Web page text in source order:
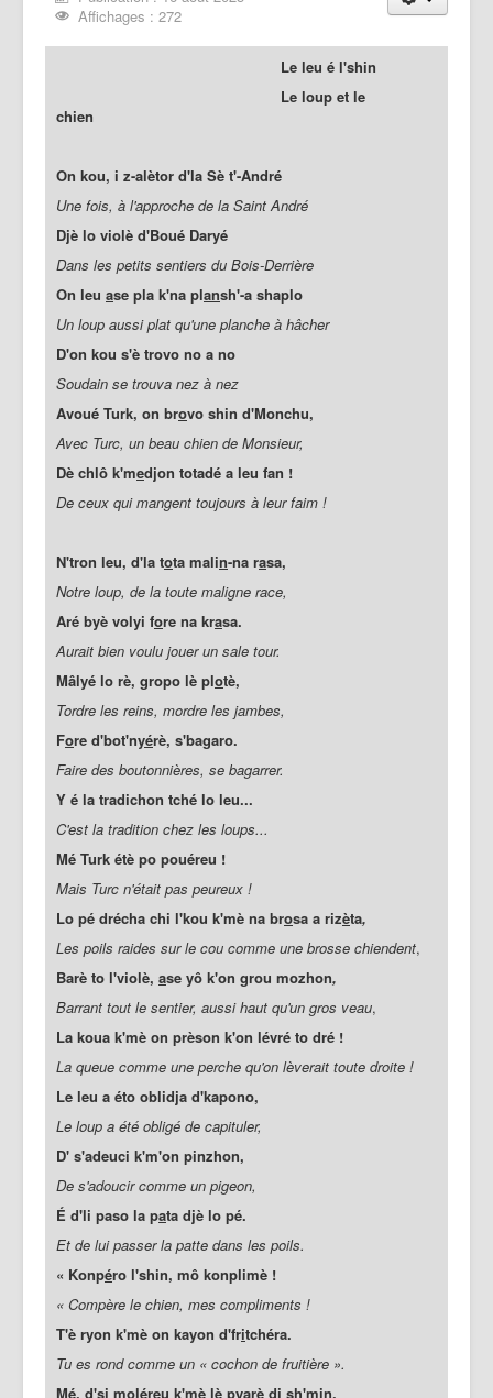
Affichages : 272
Le leu é l'shin
Le loup et le
chien
On kou, i z-alètor d'la Sè t'-André
Une fois, à l'approche de la Saint André
Djè lo violè d'Boué Daryé
Dans les petits sentiers du Bois-Derrière
On leu ase pla k'na plansh'-a shaplo
Un loup aussi plat qu'une planche à hâcher
D'on kou s'è trovo no a no
Soudain se trouva nez à nez
Avoué Turk, on brovo shin d'Monchu,
Avec Turc, un beau chien de Monsieur,
Dè chlô k'medjon totadé a leu fan !
De ceux qui mangent toujours à leur faim !
N'tron leu, d'la tota malin-na rasa,
Notre loup, de la toute maligne race,
Aré byè volyi fore na krasa.
Aurait bien voulu jouer un sale tour.
Mâlyé lo rè, gropo lè plotè,
Tordre les reins, mordre les jambes,
Fore d'bot'nyérè, s'bagaro.
Faire des boutonnières, se bagarrer.
Y é la tradichon tché lo leu...
C'est la tradition chez les loups...
Mé Turk étè po pouéreu !
Mais Turc n'était pas peureux !
Lo pé drécha chi l'kou k'mè na brosa a rizèta,
Les poils raides sur le cou comme une brosse chiendent,
Barè to l'violè, ase yô k'on grou mozhon,
Barrant tout le sentier, aussi haut qu'un gros veau,
La koua k'mè on prèson k'on lévré to dré !
La queue comme une perche qu'on lèverait toute droite !
Le leu a éto oblidja d'kapono,
Le loup a été obligé de capituler,
D' s'adeuci k'm'on pinzhon,
De s'adoucir comme un pigeon,
É d'li paso la pata djè lo pé.
Et de lui passer la patte dans les poils.
« Konpéro l'shin, mô konplimè !
« Compère le chien, mes compliments !
T'è ryon k'mè on kayon d'fritchéra.
Tu es rond comme un « cochon de fruitière ».
Mé, d'si moléreu k'mè lè pyarè di sh'min.